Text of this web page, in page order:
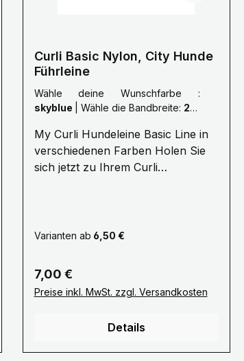
Curli Basic Nylon, City Hunde
Führleine
Wähle deine Wunschfarbe :
skyblue
Wähle die Bandbreite: 2,0
My Curli Hundeleine Basic Line in
verschiedenen Farben Holen Sie
sich jetzt zu Ihrem Curli
Öse zum Befestigen von
Kotbeutelspenders. Karabiner und
Öse sind farblich auf die
Sicherheitsösen der My Curli
Curli Hundeleinen sind verfügbar
mit einer Länge von 140cm und
Varianten ab 6,50 €
Regulärer Preis:
7,00 €
Preise inkl. MwSt. zzgl. Versandkosten
Details